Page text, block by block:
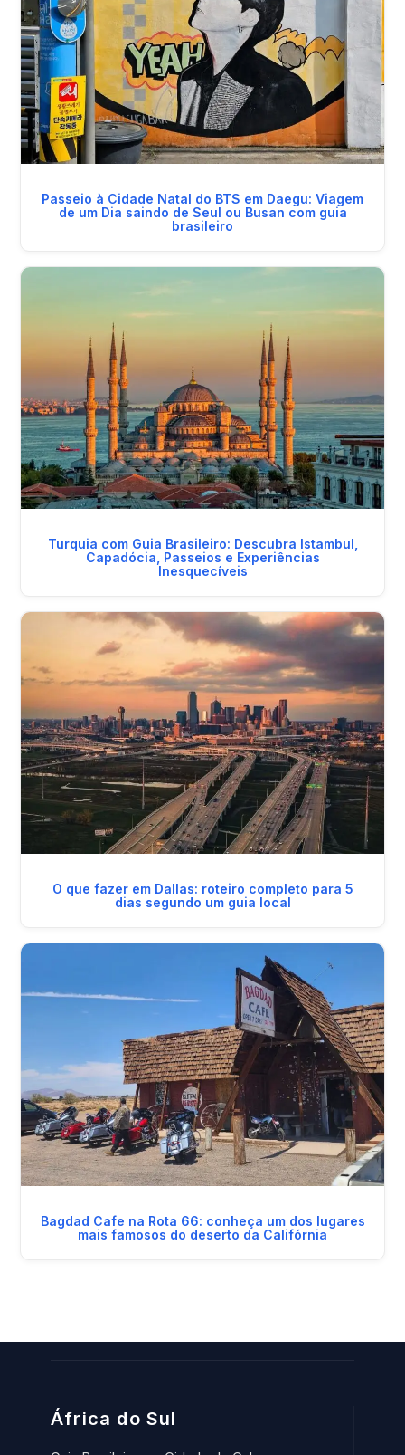
Passeio à Cidade Natal do BTS em Daegu: Viagem
de um Dia saindo de Seul ou Busan com guia
brasileiro
Turquia com Guia Brasileiro: Descubra Istambul,
Capadócia, Passeios e Experiências
Inesquecíveis
O que fazer em Dallas: roteiro completo para 5
dias segundo um guia local
Bagdad Cafe na Rota 66: conheça um dos lugares
mais famosos do deserto da Califórnia
África do Sul